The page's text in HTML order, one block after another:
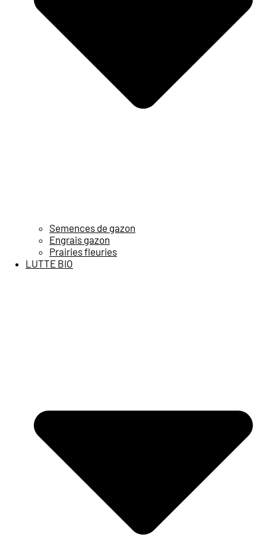
Semences de gazon
Engrais gazon
Prairies fleuries
LUTTE BIO